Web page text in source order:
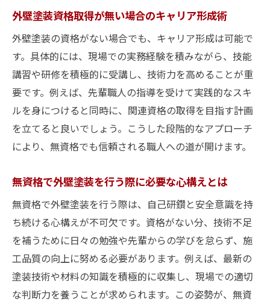
外壁塗装資格取得が無い場合のキャリア形成術
外壁塗装の資格がない場合でも、キャリア形成は可能で
す。具体的には、現場での実務経験を積みながら、技能
講習や研修を積極的に受講し、技術力を高めることが重
要です。例えば、先輩職人の指導を受けて実践的なスキ
ルを身につけると同時に、関連資格の取得を目指す計画
を立てると良いでしょう。こうした段階的なアプローチ
により、無資格でも信頼される職人への道が開けます。
無資格で外壁塗装を行う際に必要な心構えとは
無資格で外壁塗装を行う際は、自己研鑽と安全意識を持
ち続ける心構えが不可欠です。資格がない分、技術不足
を補うために日々の勉強や先輩からの学びを怠らず、施
工品質の向上に努める必要があります。例えば、最新の
塗装技術や材料の知識を積極的に収集し、現場での適切
な判断力を養うことが求められます。この姿勢が、無資